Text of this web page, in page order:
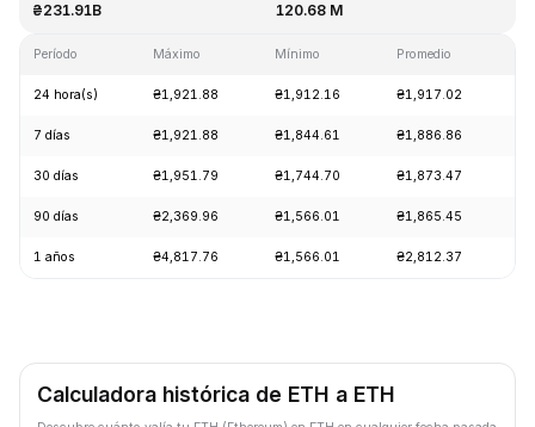
₴231.91B 120.68 M
Período Máximo Mínimo Promedio
24 hora(s) ₴1,921.88 ₴1,912.16 ₴1,917.02
7 días ₴1,921.88 ₴1,844.61 ₴1,886.86
30 días ₴1,951.79 ₴1,744.70 ₴1,873.47
90 días ₴2,369.96 ₴1,566.01 ₴1,865.45
1 años ₴4,817.76 ₴1,566.01 ₴2,812.37
Calculadora histórica de ETH a ETH